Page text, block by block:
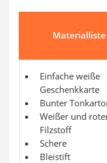
Materialliste
Einfache weiße
Geschenkkarte
Bunter
Weißer und
Filzstoff
Schere
Bleistift